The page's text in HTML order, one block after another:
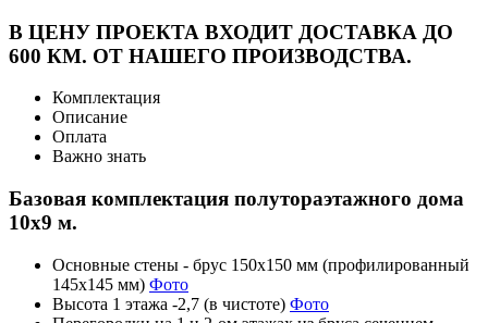
В ЦЕНУ ПРОЕКТА ВХОДИТ ДОСТАВКА ДО
600 КМ. ОТ НАШЕГО ПРОИЗВОДСТВА.
Комплектация
Описание
Оплата
Важно знать
Базовая комплектация полутораэтажного дома
10х9 м.
Основные стены - брус 150х150 мм (профилированный
145х145 мм) Фото
Высота 1 этажа -2,7 (в чистоте) Фото